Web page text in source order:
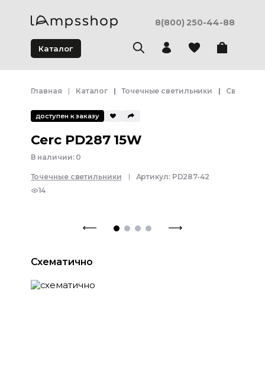
8(800) 250-44-88
Каталог
Главная Каталог Точечные светильники
доступен к заказу
Cerc PD287 15W
В наличии: 0
Точечные светильники Артикул: PD287-42
14
Схематично